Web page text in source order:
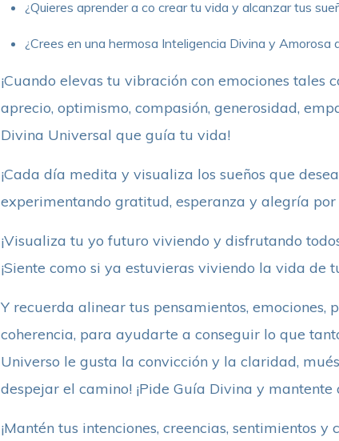
¿Quieres aprender a co crear tu vida y alcanzar tus
¿Crees en una hermosa Inteligencia Divina y
¡Cuando elevas tu vibración con emociones tales
aprecio, optimismo, compasión, generosidad,
Divina Universal que guía tu vida!
¡Cada día medita y visualiza los sueños que
experimentando gratitud, esperanza y alegría
¡Visualiza tu yo futuro viviendo y disfrutando
¡Siente como si ya estuvieras viviendo la vida de
Y recuerda alinear tus pensamientos, emociones,
coherencia, para ayudarte a conseguir lo que
Universo le gusta la convicción y la claridad,
despejar el camino! ¡Pide Guía Divina y mantente
¡Mantén tus intenciones, creencias, sentimientos